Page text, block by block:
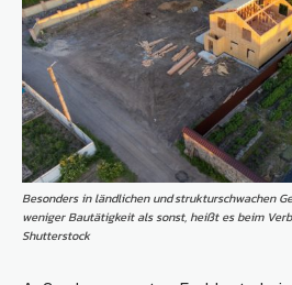
Besonders in ländlichen und strukturschwachen
weniger Bautätigkeit als sonst, heißt es beim
Shutterstock